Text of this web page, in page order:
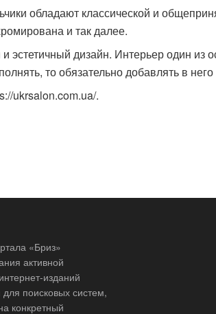
обладают классической и
и так далее.
эстетичный дизайн. Интерьер один из
то обязательно добавлять в него
ukrsalon.com.ua/.
«Бриз»
активной
изданий
поисковых систем,
конкретный